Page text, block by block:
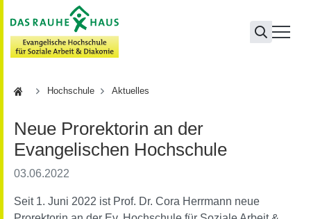
HochschuleHochschule Aktuelles
Neue Prorektorin an der
Evangelischen Hochschule
03.06.2022
Seit 1. Juni 2022 ist Prof. Dr. Cora Herrmann neue